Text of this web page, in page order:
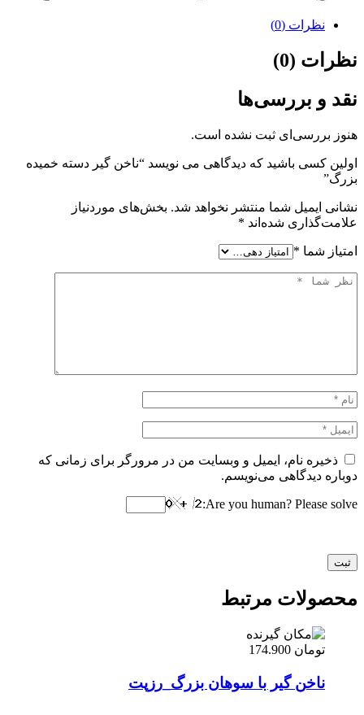
نظرات (0)
نظرات (0)
نقد و بررسی‌ها
هنوز بررسی‌ای ثبت نشده است.
اولین کسی باشید که دیدگاهی می نویسد “ناخن گیر دسته خمیده
بزرگ”
نشانی ایمیل شما منتشر نخواهد شد. بخش‌های موردنیاز
علامت‌گذاری شده‌اند *
امتیاز شما *
ذخیره نام، ایمیل و وبسایت من در مرورگر برای زمانی که
دوباره دیدگاهی می‌نویسم.
Are you human? Please solve:
محصولات مرتبط
تومان
ناخن گیر با سوهان بزرگ_رزپت